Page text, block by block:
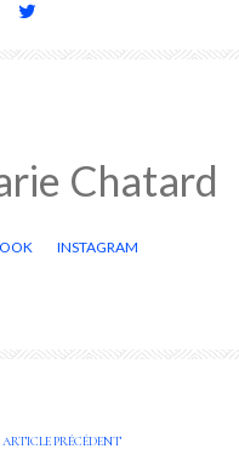
Chatard
INSTAGRAM
ARTICLE PRÉCÉDENT